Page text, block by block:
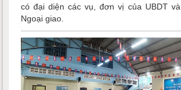
có đại diện các vụ, đơn vị của UBDT
Ngoại giao.